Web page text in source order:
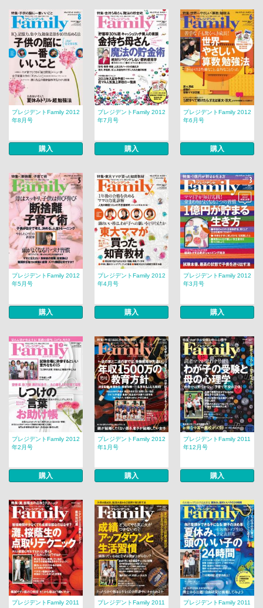
プレジデントFamily 2012
年8月号
購入
プレジデントFamily 2012
年7月号
購入
プレジデントFamily 2012
年6月号
購入
プレジデントFamily 2012
年5月号
購入
プレジデントFamily 2012
年4月号
購入
プレジデントFamily 2012
年3月号
購入
プレジデントFamily 2012
年2月号
購入
プレジデントFamily 2012
年1月号
購入
プレジデントFamily 2011
年12月号
購入
プレジデントFamily 2011
プレジデントFamily 2011
プレジデントFamily 2011